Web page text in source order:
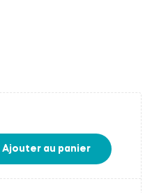
Ajouter au panier